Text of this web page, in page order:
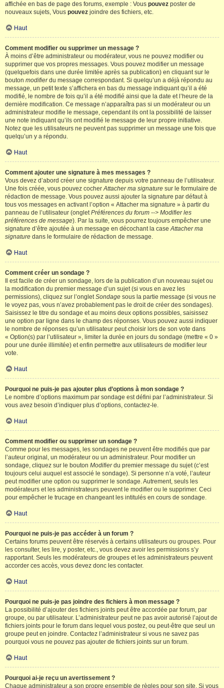
affichée en bas de page des forums, exemple : Vous pouvez poster de
nouveaux sujets, Vous pouvez joindre des fichiers, etc.
Haut
Comment modifier ou supprimer un message ?
À moins d’être administrateur ou modérateur, vous ne pouvez modifier ou
supprimer que vos propres messages. Vous pouvez modifier un message
(quelquefois dans une durée limitée après sa publication) en cliquant sur le
bouton modifierdu message correspondant. Si quelqu’un a déjà répondu au
message, un petit texte s’affichera en bas du message indiquant qu’il a été
modifié, le nombre de fois qu’il a été modifié ainsi que la date et l’heure de la
dernière modification. Ce message n’apparaîtra pas si un modérateur ou un
administrateur modifie le message, cependant ils ont la possibilité de laisser
une note indiquant qu’ils ont modifié le message de leur propre initiative.
Notez que les utilisateurs ne peuvent pas supprimer un message une fois que
quelqu’un y a répondu.
Haut
Comment ajouter une signature à mes messages ?
Vous devez d’abord créer une signature depuis votre panneau de l’utilisateur.
Une fois créée, vous pouvez cocherAttacher ma signature sur le formulaire de
rédaction de message. Vous pouvez aussi ajouter la signature par défaut à
tous vos messages en activant l’option « Attacher ma signature » à partir du
panneau de l’utilisateur (ongletPréférences du forum --> Modifier les
préférences de message). Par la suite, vous pourrez toujours empêcher une
signature d’être ajoutée à un message en décochant la caseAttacher ma
signature dans le formulaire de rédaction de message.
Haut
Comment créer un sondage ?
Il est facile de créer un sondage, lors de la publication d’un nouveau sujet ou
la modification du premier message d’un sujet (si vous en avez les
permissions), cliquez sur l’ongletSondage sous la partie message (si vous ne
le voyez pas, vous n’avez probablement pas le droit de créer des sondages).
Saisissez le titre du sondage et au moins deux options possibles, saisissez
une option par ligne dans le champ des réponses. Vous pouvez aussi indiquer
le nombre de réponses qu’un utilisateur peut choisir lors de son vote dans
« Option(s) par l’utilisateur », limiter la durée en jours du sondage (mettre « 0 »
pour une durée illimitée) et enfin permettre aux utilisateurs de modifier leur
vote.
Haut
Pourquoi ne puis-je pas ajouter plus d’options à mon sondage ?
Le nombre d’options maximum par sondage est défini par l’administrateur. Si
vous avez besoin d’indiquer plus d’options, contactez-le.
Haut
Comment modifier ou supprimer un sondage ?
Comme pour les messages, les sondages ne peuvent être modifiés que par
l’auteur original, un modérateur ou un administrateur. Pour modifier un
sondage, cliquez sur le bouton Modifierdu premier message du sujet (c’est
toujours celui auquel est associé le sondage). Si personne n’a voté, l’auteur
peut modifier une option ou supprimer le sondage. Autrement, seuls les
modérateurs et les administrateurs peuvent le modifier ou le supprimer. Ceci
pour empêcher le trucage en changeant les intitulés en cours de sondage.
Haut
Pourquoi ne puis-je pas accéder à un forum ?
Certains forums peuvent être réservés à certains utilisateurs ou groupes. Pour
les consulter, les lire, y poster, etc., vous devez avoir les permissions s’y
rapportant. Seuls les modérateurs de groupes et les administrateurs peuvent
accorder ces accès, vous devez donc les contacter.
Haut
Pourquoi ne puis-je pas joindre des fichiers à mon message ?
La possibilité d’ajouter des fichiers joints peut être accordée par forum, par
groupe, ou par utilisateur. L’administrateur peut ne pas avoir autorisé l’ajout de
fichiers joints pour le forum dans lequel vous postez, ou peut-être que seul un
groupe peut en joindre. Contactez l’administrateur si vous ne savez pas
pourquoi vous ne pouvez pas ajouter de fichiers joints sur un forum.
Haut
Pourquoi ai-je reçu un avertissement ?
Chaque administrateur a son propre ensemble de règles pour son site. Si vous